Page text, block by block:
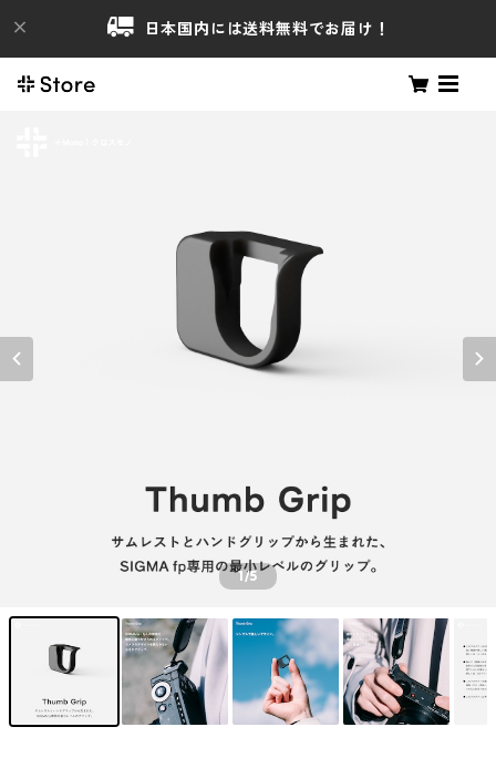
日本国内には送料無料でお届け！
1/5